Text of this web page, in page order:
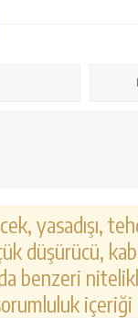
yasadışı,
düşürücü,
benzeri